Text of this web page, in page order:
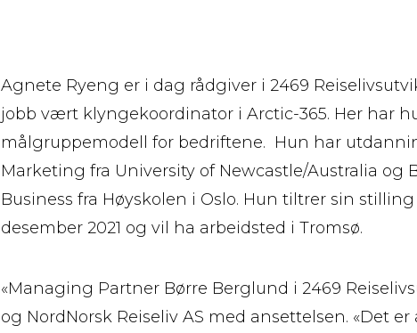
Agnete Ryeng er i dag rådgiver i 2469
jobb vært klyngekoordinator i Arctic-365. Her har
målgruppemodell for bedriftene. Hun har
Marketing fra University of Newcastle/Australia og
Business fra Høyskolen i Oslo. Hun tiltrer sin stilling
desember 2021 og vil ha arbeidsted i Tromsø.
«Managing Partner Børre Berglund i 2469
og NordNorsk Reiseliv AS med ansettelsen. «Det